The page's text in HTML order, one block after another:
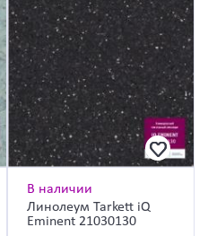
В наличии
Линолеум Tarkett iQ
Eminent 21030130